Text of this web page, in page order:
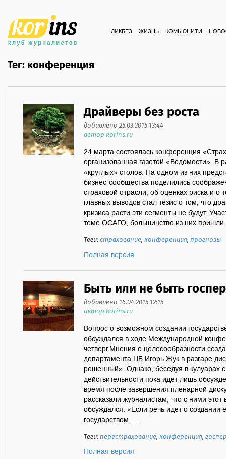
ЛИКБЕЗ ЖИЗНЬ КОМЬЮНИТИ
Тег: конференция
Драйверы без роста
добавлено 25.03.2015 13:44
автор korins.ru
24 марта состоялась конференция
организованная газетой «Ведомости».
«круглых» столов. На одном из них
бизнес-сообщества поделились
страховой отрасли, об оценках риска и о
главных выводов стал тезис о том, что
кризиса расти эти сегменты не будут.
теме ОСАГО, большинство из них пришли
Теги:страхование,конференция,прогнозы
Полная версия
Быть или не быть
добавлено 16.04.2015 12:15
автор korins.ru
Вопрос о возможном создании
обсуждался в ходе Международной
четверг.Мнения о целесообразности
департамента ЦБ Игорь Жук в разгаре
решенный». Однако, беседуя в кулуарах
действительности пока идет лишь
время после завершения пленарной
рассказали журналистам, что с ними этот
обсуждался. «Если речь идет о создании
государством, ...
Теги:перестрахование,конференция,
Полная версия